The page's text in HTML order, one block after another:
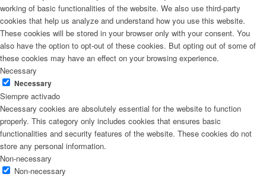
working of basic functionalities of the website. We also use third-party
cookies that help us analyze and understand how you use this website.
These cookies will be stored in your browser only with your consent. You
also have the option to opt-out of these cookies. But opting out of some of
these cookies may have an effect on your browsing experience.
Necessary
Necessary
Siempre activado
Necessary cookies are absolutely essential for the website to function
properly. This category only includes cookies that ensures basic
functionalities and security features of the website. These cookies do not
store any personal information.
Non-necessary
Non-necessary